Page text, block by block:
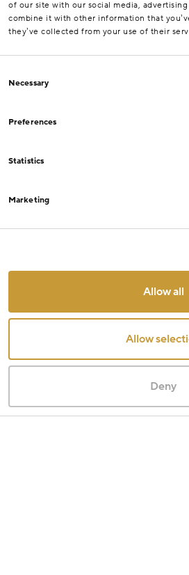
of our site with our social media,
combine it with other information that
they’ve collected from your use of their
Selection
Necessary
Preferences
Statistics
Marketing
Allow all
Allow
Deny